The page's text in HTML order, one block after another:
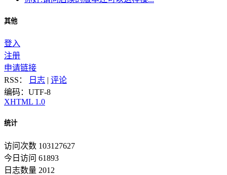
其他
登入
注册
申请链接
RSS：
日志 | 评论
编码：UTF-8
XHTML 1.0
统计
访问次数 103127627
今日访问 61893
日志数量 2012